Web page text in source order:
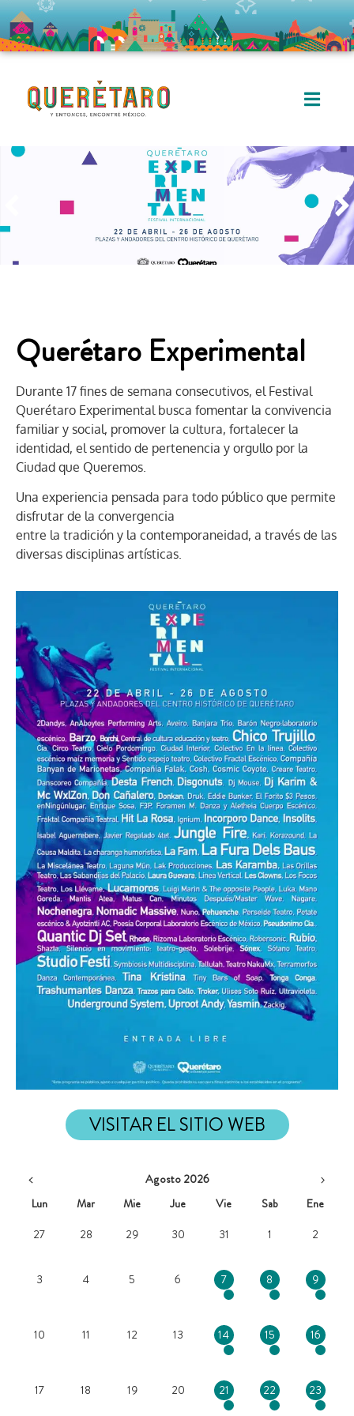
Querétaro Experimental
Durante 17 fines de semana consecutivos, el Festival
Querétaro Experimental busca fomentar la convivencia
familiar y social, promover la cultura, fortalecer la
identidad, el sentido de pertenencia y orgullo por la
Ciudad que Queremos.
Una experiencia pensada para todo público que permite
disfrutar de la convergencia
entre la tradición y la contemporaneidad, a través de las
diversas disciplinas artísticas.
VISITAR EL SITIO WEB
Agosto 2026
Lun
Mar Mie Jue Vie Sab
Ene
27
28 29 30 31 1 2
3 4 5 6 7 8 9
10 11 12 13 14 15 16
17 18 19 20 21 22 23